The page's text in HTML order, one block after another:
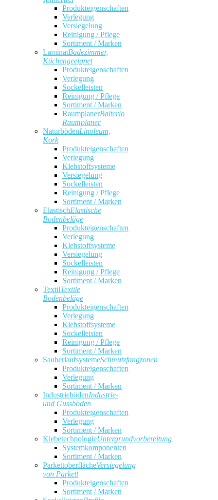
Produkteigenschaften
Verlegung
Versiegelung
Reinigung / Pflege
Sortiment / Marken
LaminatBadezimmer,
Küchengeeignet
Produkteigenschaften
Verlegung
Sockelleisten
Reinigung / Pflege
Sortiment / Marken
RaumplanerBalterio
Raumplaner
NaturbödenLinoleum,
Kork
Produkteigenschaften
Verlegung
Klebstoffsysteme
Versiegelung
Sockelleisten
Reinigung / Pflege
Sortiment / Marken
ElastischElastische
Bodenbeläge
Produkteigenschaften
Verlegung
Klebstoffsysteme
Versiegelung
Sockelleisten
Reinigung / Pflege
Sortiment / Marken
TextilTextile
Bodenbeläge
Produkteigenschaften
Verlegung
Klebstoffsysteme
Sockelleisten
Reinigung / Pflege
Sortiment / Marken
SauberlaufsystemeSchmutzfangzonen
Produkteigenschaften
Verlegung
Sortiment / Marken
IndustriebödenIndustrie-
und Gussböden
Produkteigenschaften
Verlegung
Sortiment / Marken
KlebetechnologieUntergrundvorbereitung
Systemkomponenten
Sortiment / Marken
ParkettoberflächeVersiegelung
von Parkett
Produkteigenschaften
Sortiment / Marken